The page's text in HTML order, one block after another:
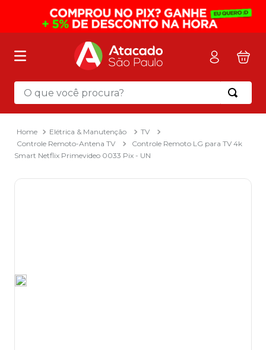
O que você procura?
Elétrica & Manutenção
TV
Controle Remoto-Antena TV
Controle Remoto LG para TV 4k
Smart Netflix Primevideo 0033 Pix - UN
Termos mais buscados
mochila
2º sacola
8